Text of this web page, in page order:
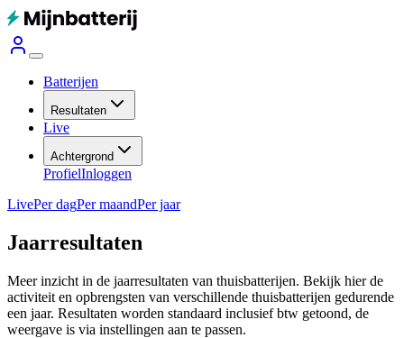
Batterijen
Resultaten
Live
Achtergrond
ProfielInloggen
LivePer dagPer maandPer jaar
Jaarresultaten
Meer inzicht in de jaarresultaten van thuisbatterijen. Bekijk hier de
activiteit en opbrengsten van verschillende thuisbatterijen gedurende
een jaar. Resultaten worden standaard inclusief btw getoond, de
weergave is via instellingen aan te passen.